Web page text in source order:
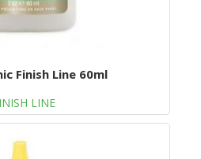
Finish Line 60ml
LINE